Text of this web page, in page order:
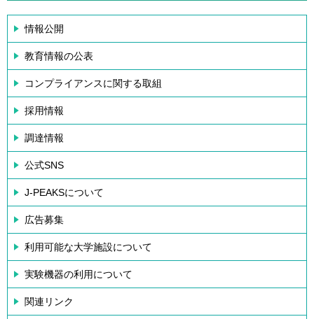
情報公開
教育情報の公表
コンプライアンスに関する取組
採用情報
調達情報
公式SNS
J-PEAKSについて
広告募集
利用可能な大学施設について
実験機器の利用について
関連リンク